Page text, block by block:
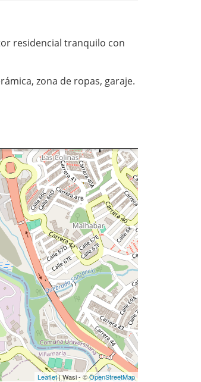
residencial tranquilo con
zona de ropas, garaje.
Leaflet| Wasi - ©OpenStreetMap